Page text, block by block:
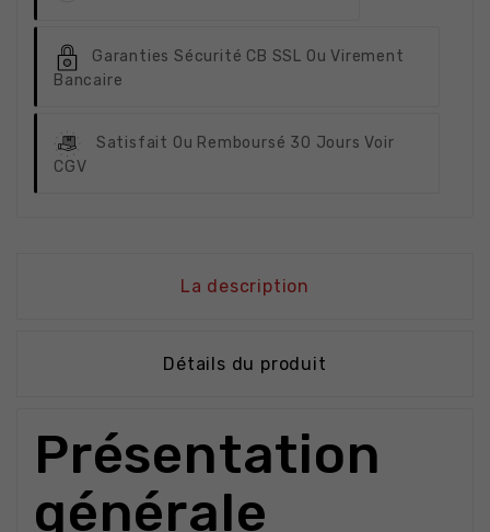
Garanties Sécurité CB SSL Ou Virement
Bancaire
Satisfait Ou Remboursé 30 Jours Voir
CGV
La description
Détails du produit
Présentation
générale